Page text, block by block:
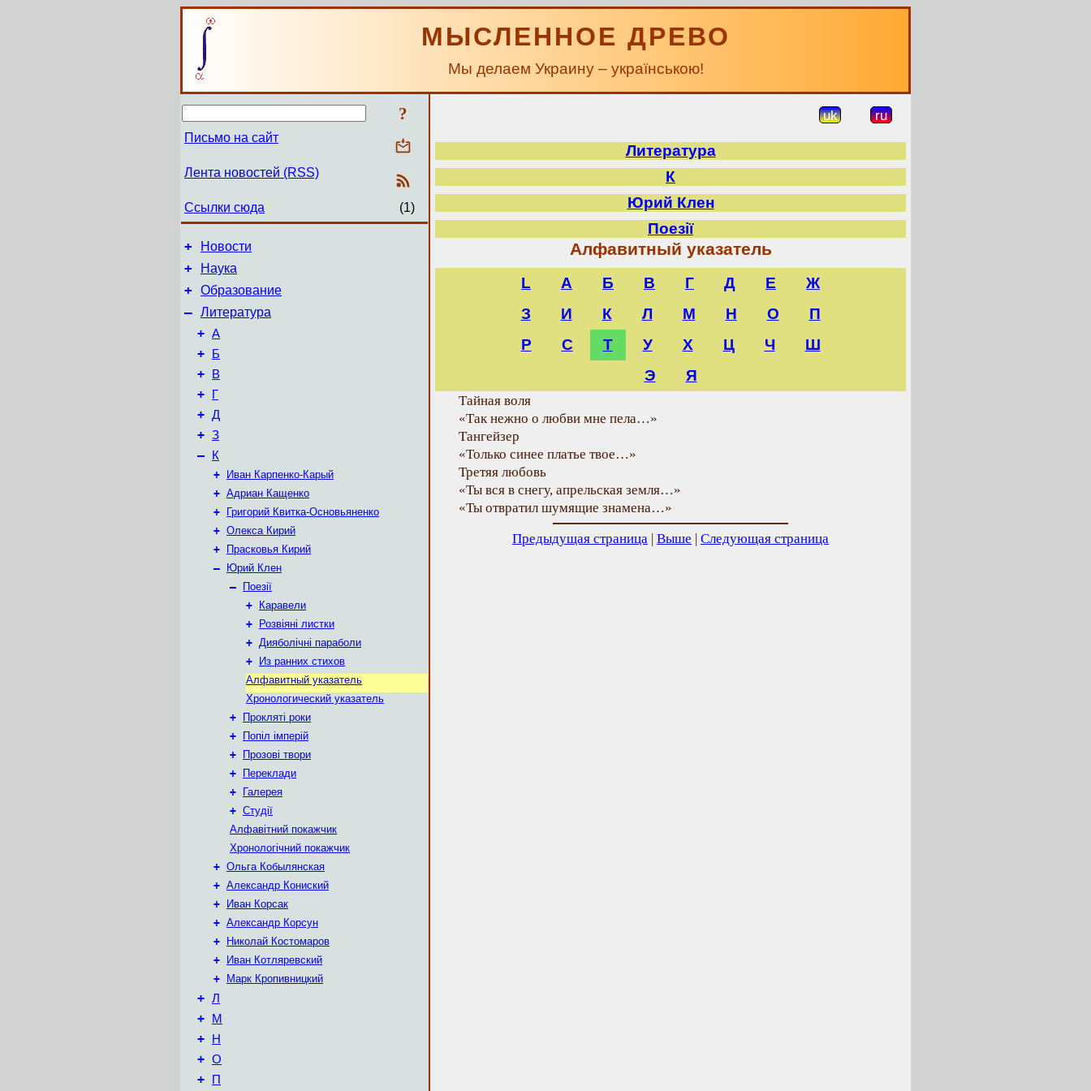
МЫСЛЕННОЕ ДРЕВО
Мы делаем Украину – українською!
?
Письмо на сайт
Лента новостей (RSS)
Ссылки сюда (1)
+ Новости
+ Наука
+ Образование
– Литература
+ А
+ Б
+ В
+ Г
+ Д
+ З
– К
+
Иван Карпенко-Карый
+ Адриан Кащенко
+
Григорий Квитка-Основьяненко
+ Олекса Кирий
+
Прасковья Кирий
–
Юрий Клен
–
Поезії
+
Каравели
+
Розвіяні листки
+ Дияболічні параболи
+
Из ранних стихов
Алфавитный указатель
Хронологический указатель
+
Прокляті роки
+
Попіл імперій
+
Прозові твори
+
Переклади
+
Галерея
+ Студії
Алфавітний покажчик
Хронологічний покажчик
+ Ольга Кобылянская
+ Александр Кониский
+
Иван Корсак
+ Александр Корсун
+
Николай Костомаров
+
Иван Котляревский
+
Марк Кропивницкий
+ Л
+ М
+ Н
+ О
+ П
uk ru
Литература
К
Юрий Клен
Поезії
Алфавитный указатель
L А Б В Г Д Е
Ж
З
И К Л М Н О
П
Р
С Т У Х Ц Ч
Ш
Э
Я
Тайная воля
«Так нежно о любви мне пела…»
Тангейзер
«Только синее платье твое…»
Третяя любовь
«Ты вся в снегу, апрельская земля…»
«Ты отвратил шумящие знамена…»
Предыдущая страница | Выше | Следующая страница